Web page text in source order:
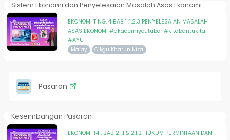
Sistem Ekonomi dan Penyelesaian Masalah Asas Ekonomi
EKONOMI TING. 4 BAB 1 :1.2.3 PENYELESAIAN MASALAH
ASAS EKONOMI #akademiyoutuber #kitabantukita
#AYU
Malay Cikgu Kharun Niza
Pasaran
Keseimbangan Pasaran
EKONOMI T4 : BAB 2.1.1 & 2.1.2 HUKUM PERMINTAAN DAN